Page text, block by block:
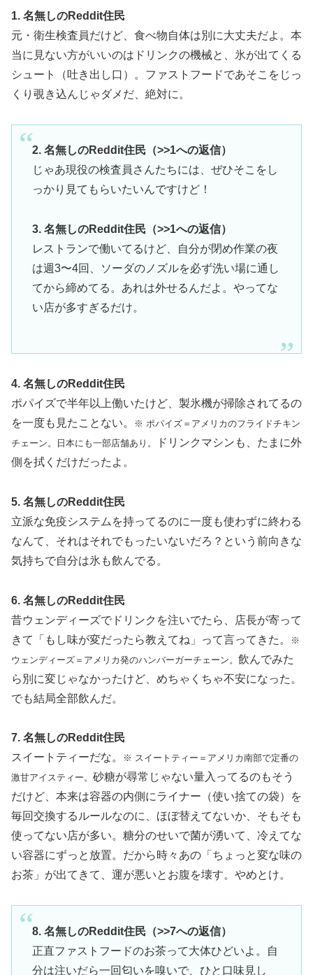
1. 名無しのReddit住民
元・衛生検査員だけど、食べ物自体は別に大丈夫だよ。本
当に見ない方がいいのはドリンクの機械と、氷が出てくる
シュート（吐き出し口）。ファストフードであそこをじっ
くり覗き込んじゃダメだ、絶対に。
2. 名無しのReddit住民（>>1への返信）
じゃあ現役の検査員さんたちには、ぜひそこをし
っかり見てもらいたいんですけど！
3. 名無しのReddit住民（>>1への返信）
レストランで働いてるけど、自分が閉め作業の夜
は週3〜4回、ソーダのノズルを必ず洗い場に通し
てから締めてる。あれは外せるんだよ。やってな
い店が多すぎるだけ。
4. 名無しのReddit住民
ポパイズで半年以上働いたけど、製氷機が掃除されてるの
を一度も見たことない。
※ ポパイズ＝アメリカのフライドチキン
チェーン。日本にも一部店舗あり。
ドリンクマシンも、たまに外
側を拭くだけだったよ。
5. 名無しのReddit住民
立派な免疫システムを持ってるのに一度も使わずに終わる
なんて、それはそれでもったいないだろ？という前向きな
気持ちで自分は氷も飲んでる。
6. 名無しのReddit住民
昔ウェンディーズでドリンクを注いでたら、店長が寄って
きて「もし味が変だったら教えてね」って言ってきた。
※
ウェンディーズ＝アメリカ発のハンバーガーチェーン。 飲んでみた
ら別に変じゃなかったけど、めちゃくちゃ不安になった。
でも結局全部飲んだ。
7. 名無しのReddit住民
スイートティーだな。
※ スイートティー＝アメリカ南部で定番の
激甘アイスティー。 砂糖が尋常じゃない量入ってるのもそう
だけど、本来は容器の内側にライナー（使い捨ての袋）を
毎回交換するルールなのに、ほぼ替えてないか、そもそも
使ってない店が多い。糖分のせいで菌が湧いて、冷えてな
い容器にずっと放置。だから時々あの「ちょっと変な味の
お茶」が出てきて、運が悪いとお腹を壊す。やめとけ。
8. 名無しのReddit住民（>>7への返信）
正直ファストフードのお茶って大体ひどいよ。自
分は注いだら一回匂いを嗅いで、ひと口味見し